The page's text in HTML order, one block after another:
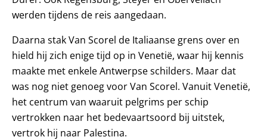
werden tijdens de reis aangedaan.
Daarna stak Van Scorel de Italiaanse grens over en
hield hij zich enige tijd op in Venetië, waar hij kennis
maakte met enkele Antwerpse schilders. Maar dat
was nog niet genoeg voor Van Scorel. Vanuit Venetië,
het centrum van waaruit pelgrims per schip
vertrokken naar het bedevaartsoord bij uitstek,
vertrok hij naar Palestina.